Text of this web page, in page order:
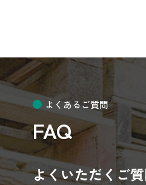
よくあるご質問
FAQ
よくいただくご